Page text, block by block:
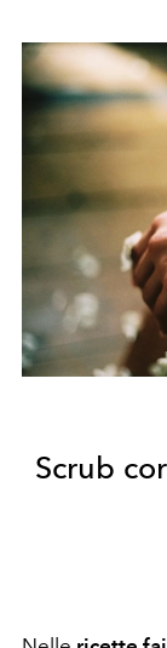
Scrub